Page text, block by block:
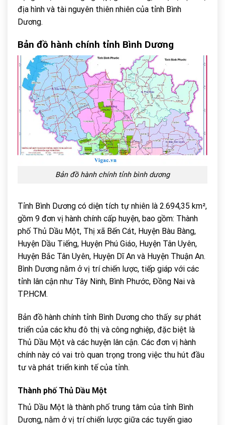
địa hình và tài nguyên thiên nhiên của tỉnh Bình
Dương.
Bản đồ hành chính tỉnh Bình Dương
Bản đồ hành chính tỉnh bình dương
Tỉnh Bình Dương có diện tích tự nhiên là 2.694,35 km²,
gồm 9 đơn vị hành chính cấp huyện, bao gồm: Thành
phố Thủ Dầu Một, Thị xã Bến Cát, Huyện Bàu Bàng,
Huyện Dầu Tiếng, Huyện Phú Giáo, Huyện Tân Uyên,
Huyện Bắc Tân Uyên, Huyện Dĩ An và Huyện Thuận An.
Bình Dương nằm ở vị trí chiến lược, tiếp giáp với các
tỉnh lân cận như Tây Ninh, Bình Phước, Đồng Nai và
TP.HCM.
Bản đồ hành chính tỉnh Bình Dương cho thấy sự phát
triển của các khu đô thị và công nghiệp, đặc biệt là
Thủ Dầu Một và các huyện lân cận. Các đơn vị hành
chính này có vai trò quan trọng trong việc thu hút đầu
tư và phát triển kinh tế của tỉnh.
Thành phố Thủ Dầu Một
Thủ Dầu Một là thành phố trung tâm của tỉnh Bình
Dương, nằm ở vị trí chiến lược giữa các tuyến giao